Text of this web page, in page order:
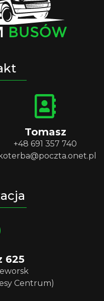
Tomasz
+48 691 357 740
625
Centrum)